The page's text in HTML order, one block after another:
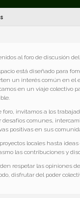
al foro de discusión
está diseñado para
un interés común en el
en un viaje colectivo
foro, invitamos a los
desafíos comunes,
positivas en sus
locales hasta
las contribuciones y
respetar las opiniones
disfrutar del poder